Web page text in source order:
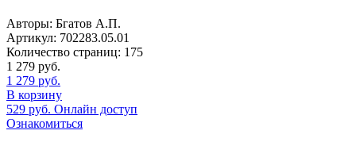
Авторы: Бгатов А.П.
Артикул: 702283.05.01
Количество страниц: 175
1 279 руб.
1 279 руб.
В корзину
529 руб. Онлайн доступ
Ознакомиться